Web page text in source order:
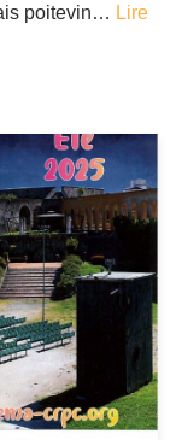
poitevin… Lire